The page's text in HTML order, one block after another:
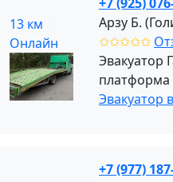
13 км
Онлайн
Арзу Б.
✩✩✩✩✩
Эвакуатор
платформа
Эвакуатор
+7 (977)